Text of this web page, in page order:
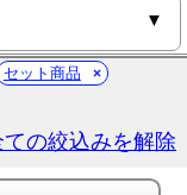
セット商品
ての絞込みを解除